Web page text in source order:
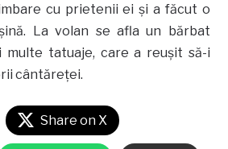
cu prietenii ei şi a făcut o
La volan se afla un bărbat
multe tatuaje, care a reuşit să-i
cântăreţei.
Share on X